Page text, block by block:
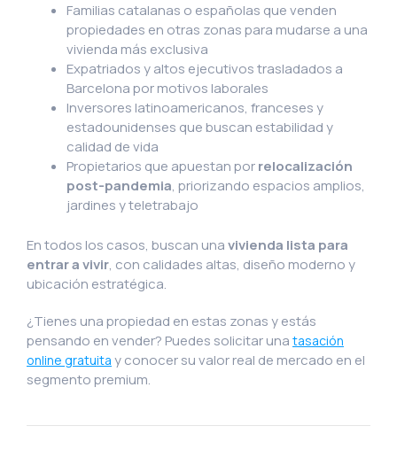
Familias catalanas o españolas que venden
propiedades en otras zonas para mudarse a una
vivienda más exclusiva
Expatriados y altos ejecutivos trasladados a
Barcelona por motivos laborales
Inversores latinoamericanos, franceses y
estadounidenses que buscan estabilidad y
calidad de vida
Propietarios que apuestan porrelocalización
post-pandemia, priorizando espacios amplios,
jardines y teletrabajo
En todos los casos, buscan unavivienda lista para
entrar a vivir, con calidades altas, diseño moderno y
ubicación estratégica.
¿Tienes una propiedad en estas zonas y estás
pensando en vender? Puedes solicitar una tasación
online gratuita y conocer su valor real de mercado en el
segmento premium.